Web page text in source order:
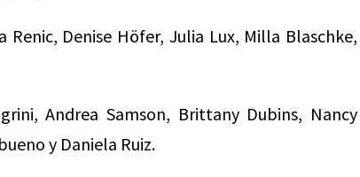
Renic, Denise Höfer, Julia Lux, Milla Blaschke,
Andrea Samson, Brittany Dubins, Nancy
y Daniela Ruiz.